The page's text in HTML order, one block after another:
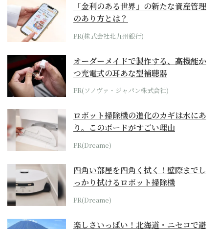
「金利のある世界」の新たな資産管理
のあり方とは？
PR(株式会社北九州銀行)
オーダーメイドで製作する、高機能か
つ充電式の耳あな型補聴器
PR(ソノヴァ・ジャパン株式会社)
ロボット掃除機の進化のカギは水にあ
り。このボードがすごい理由
PR(Dreame)
四角い部屋を四角く拭く！壁際までし
っかり拭けるロボット掃除機
PR(Dreame)
楽しさいっぱい！北海道・ニセコで避